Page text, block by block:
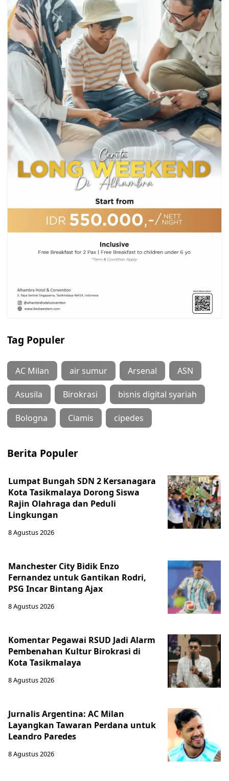
Tag Populer
AC Milan air sumur Arsenal ASN
Asusila Birokrasi bisnis digital syariah
Bologna Ciamis cipedes
Berita Populer
Lumpat Bungah SDN 2 Kersanagara
Kota Tasikmalaya Dorong Siswa
Rajin Olahraga dan Peduli
Lingkungan
8 Agustus 2026
Manchester City Bidik Enzo
Fernandez untuk Gantikan Rodri,
PSG Incar Bintang Ajax
8 Agustus 2026
Komentar Pegawai RSUD Jadi Alarm
Pembenahan Kultur Birokrasi di
Kota Tasikmalaya
8 Agustus 2026
Jurnalis Argentina: AC Milan
Layangkan Tawaran Perdana untuk
Leandro Paredes
8 Agustus 2026